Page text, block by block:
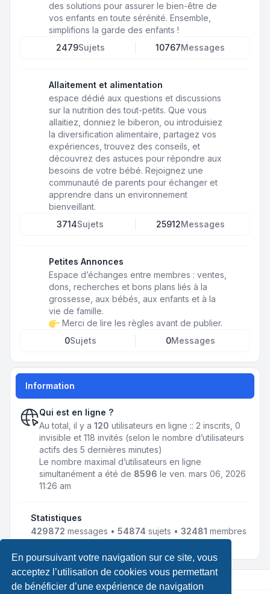
En poursuivant votre navigation sur ce site, vous
acceptez l’utilisation de cookies vous permettant
de bénéficier d’une expérience de navigation
des solutions pour assurer le bien-être de
vos enfants en toute sérénité. Ensemble,
simplifions la garde des enfants !
2479Sujets 10767Messages
Allaitement et alimentation
espace dédié aux questions et discussions
sur la nutrition des tout-petits. Que vous
allaitiez, donniez le biberon, ou introduisiez
la diversification alimentaire, partagez vos
expériences, trouvez des conseils, et
découvrez des astuces pour répondre aux
besoins de votre bébé. Rejoignez une
communauté de parents pour échanger et
apprendre dans un environnement
bienveillant.
3714Sujets 25912Messages
Petites Annonces
Espace d’échanges entre membres : ventes,
dons, recherches et bons plans liés à la
grossesse, aux bébés, aux enfants et à la
vie de famille.
Merci de lire les règles avant de publier.
0Sujets 0Messages
Information
Qui est en ligne ?
Au total, il y a 120 utilisateurs en ligne :: 2 inscrits, 0
invisible et 118 invités (selon le nombre d’utilisateurs
actifs des 5 dernières minutes)
Le nombre maximal d’utilisateurs en ligne
simultanément a été de 8596 le ven. mars 06, 2026
11:26 am
Statistiques
429872 messages • 54874 sujets • 32481 membres